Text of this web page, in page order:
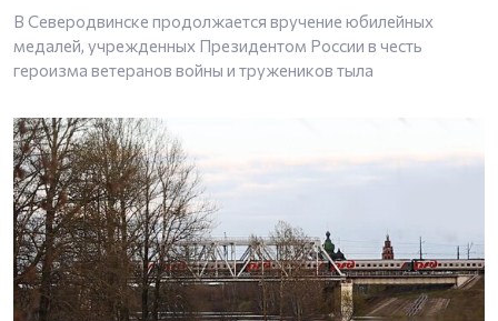
В Северодвинске продолжается вручение юбилейных
медалей, учрежденных Президентом России в честь
героизма ветеранов войны и тружеников тыла